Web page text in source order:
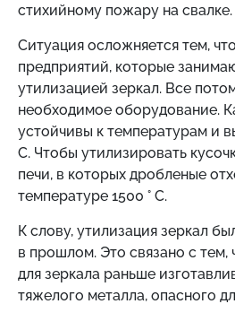
стихийному пожару на свалке.
Ситуация осложняется тем,
предприятий, которые
утилизацией зеркал. Все
необходимое оборудование.
устойчивы к температурам и
C. Чтобы утилизировать
печи, в которых дробленые
температуре 1500 ° С.
К слову, утилизация зеркал
в прошлом. Это связано с
для зеркала раньше
тяжелого металла, опасного